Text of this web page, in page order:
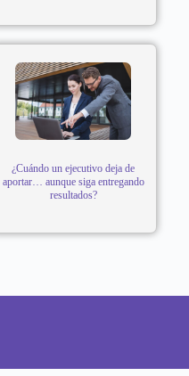
¿Cuándo un ejecutivo deja de
aportar… aunque siga entregando
resultados?